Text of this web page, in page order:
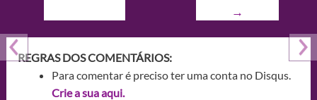
→
REGRAS DOS COMENTÁRIOS:
Para comentar é preciso ter uma conta no Disqus.
Crie a sua aqui.